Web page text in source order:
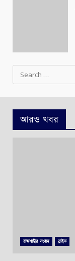
Search
for:
আরও খবর
রাজশাহীর সংবাদ স্লাইড